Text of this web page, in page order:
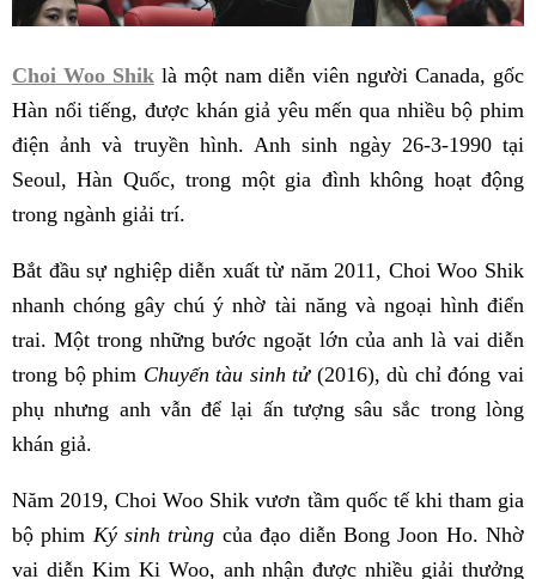
Choi Woo Shiklà một nam diễn viên người Canada, gốc
Hàn nổi tiếng, được khán giả yêu mến qua nhiều bộ phim
điện ảnh và truyền hình. Anh sinh ngày 26-3-1990 tại
Seoul, Hàn Quốc, trong một gia đình không hoạt động
trong ngành giải trí.
Bắt đầu sự nghiệp diễn xuất từ năm 2011, Choi Woo Shik
nhanh chóng gây chú ý nhờ tài năng và ngoại hình điển
trai. Một trong những bước ngoặt lớn của anh là vai diễn
trong bộ phim Chuyến tàu sinh tử(2016), dù chỉ đóng vai
phụ nhưng anh vẫn để lại ấn tượng sâu sắc trong lòng
khán giả.
Năm 2019, Choi Woo Shik vươn tầm quốc tế khi tham gia
bộ phim Ký sinh trùng của đạo diễn Bong Joon Ho. Nhờ
vai diễn Kim Ki Woo, anh nhận được nhiều giải thưởng